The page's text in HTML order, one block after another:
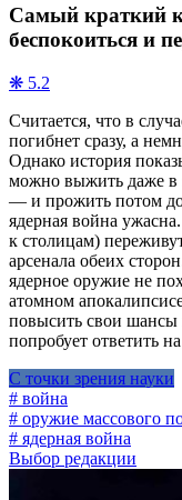
Самый краткий
беспокоиться и
❋ 5.2
Считается, что в
погибнет сразу, а
Однако история
можно выжить даже в
— и прожить потом
ядерная война
к столицам)
арсенала обеих
ядерное оружие не
атомном
повысить свои шансы
попробует ответить
С точки зрения науки
# война
# оружие массового
# ядерная война
Выбор редакции